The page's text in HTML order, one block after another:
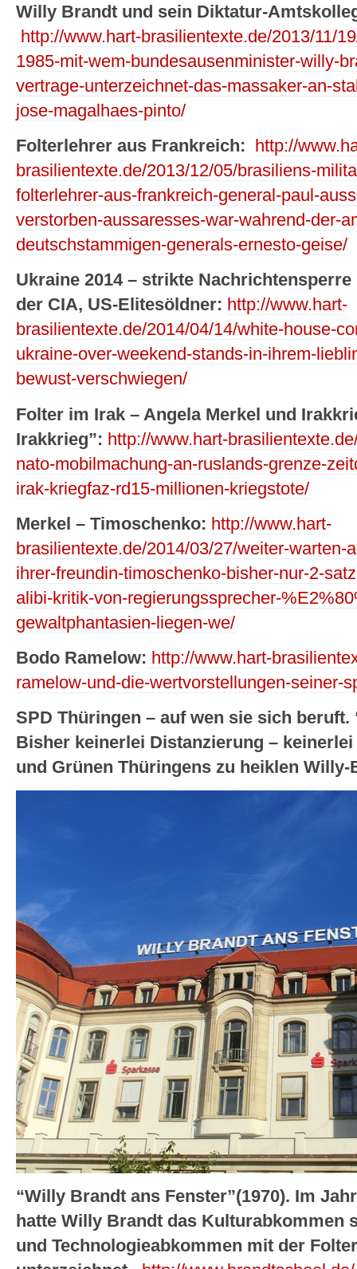
Willy Brandt und sein Diktatur-
http://www.hart-brasilientexte.de/2013/11/
1985-mit-wem-bundesausenminister-willy-
vertrage-unterzeichnet-das-massaker-an-
jose-magalhaes-pinto/
Folterlehrer aus Frankreich:
http://
brasilientexte.de/2013/12/05/brasiliens-
folterlehrer-aus-frankreich-general-paul-
verstorben-aussaresses-war-wahrend-der-
deutschstammigen-generals-ernesto-geise/
Ukraine 2014 – strikte
der CIA, US-Elitesöldner: http://www.hart-
brasilientexte.de/2014/04/14/white-house-
ukraine-over-weekend-stands-in-ihrem-
bewust-verschwiegen/
Folter im Irak – Angela Merkel und
Irakkrieg”: http://www.hart-
nato-mobilmachung-an-ruslands-grenze-
irak-kriegfaz-rd15-millionen-kriegstote/
Merkel – Timoschenko: http://www.hart-
brasilientexte.de/2014/03/27/weiter-warten-
ihrer-freundin-timoschenko-bisher-nur-2-
alibi-kritik-von-regierungssprecher-
gewaltphantasien-liegen-we/
Bodo Ramelow: http://www.hart-
ramelow-und-die-wertvorstellungen-seiner-
SPD Thüringen – auf wen sie sich
Bisher keinerlei Distanzierung –
und Grünen Thüringens zu heiklen
“Willy Brandt ans Fenster”(1970). Im
hatte Willy Brandt das Kulturabkommen
und Technologieabkommen mit der